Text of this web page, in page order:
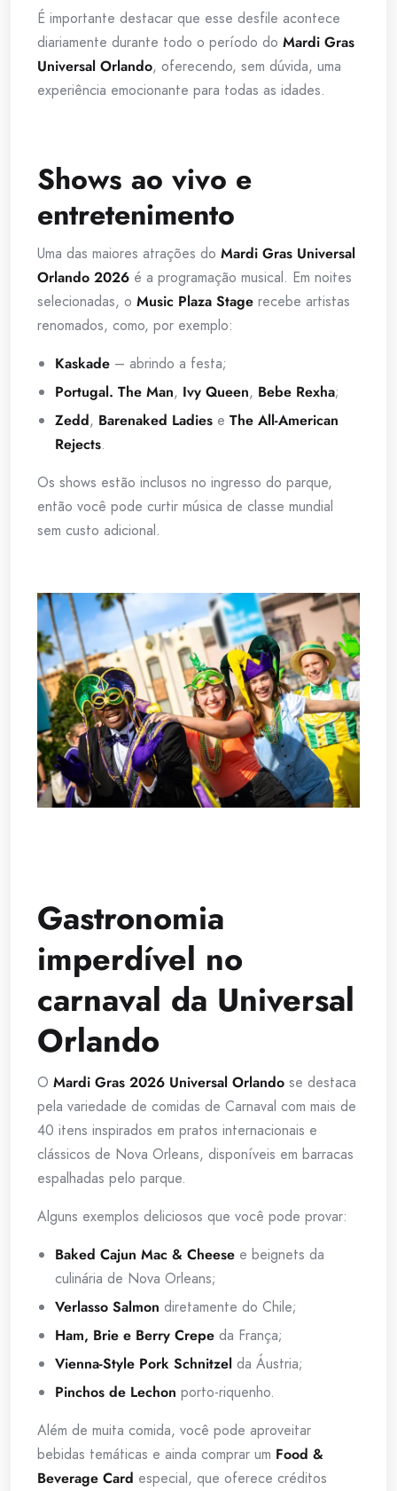
É importante destacar que esse desfile acontece
diariamente durante todo o período do Mardi Gras
Universal Orlando, oferecendo, sem dúvida, uma
experiência emocionante para todas as idades.
Shows ao vivo e
entretenimento
Uma das maiores atrações do Mardi Gras Universal
Orlando 2026 é a programação musical. Em noites
selecionadas, o Music Plaza Stage recebe artistas
renomados, como, por exemplo:
Kaskade – abrindo a festa;
Portugal. The Man, Ivy Queen, Bebe Rexha;
Zedd, Barenaked Ladies e The All-American
Rejects.
Os shows estão inclusos no ingresso do parque,
então você pode curtir música de classe mundial
sem custo adicional.
Gastronomia
imperdível no
carnaval da Universal
Orlando
O Mardi Gras 2026 Universal Orlando se destaca
pela variedade de comidas de Carnaval com mais de
40 itens inspirados em pratos internacionais e
clássicos de Nova Orleans, disponíveis em barracas
espalhadas pelo parque.
Alguns exemplos deliciosos que você pode provar:
Baked Cajun Mac & Cheese e beignets da
culinária de Nova Orleans;
Verlasso Salmon diretamente do Chile;
Ham, Brie e Berry Crepe da França;
Vienna-Style Pork Schnitzel da Áustria;
Pinchos de Lechon porto-riquenho.
Além de muita comida, você pode aproveitar
bebidas temáticas e ainda comprar um Food &
Beverage Card especial, que oferece créditos